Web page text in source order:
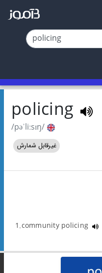
policing
/pəˈliːsɪŋ/
غیرقابل شمارش
1.community policing